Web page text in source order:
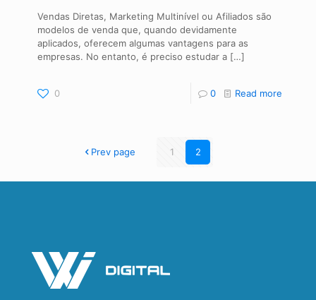
Vendas Diretas, Marketing Multinível ou Afiliados são
modelos de venda que, quando devidamente
aplicados, oferecem algumas vantagens para as
empresas. No entanto, é preciso estudar a […]
0 0 Read more
Prev page 1 2